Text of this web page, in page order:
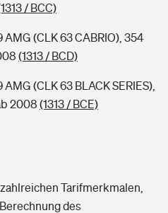
/ BCC)
(CLK 63 CABRIO), 354
(1313 / BCD)
(CLK 63 BLACK SERIES),
2008 (1313 / BCE)
Tarifmerkmalen,
des